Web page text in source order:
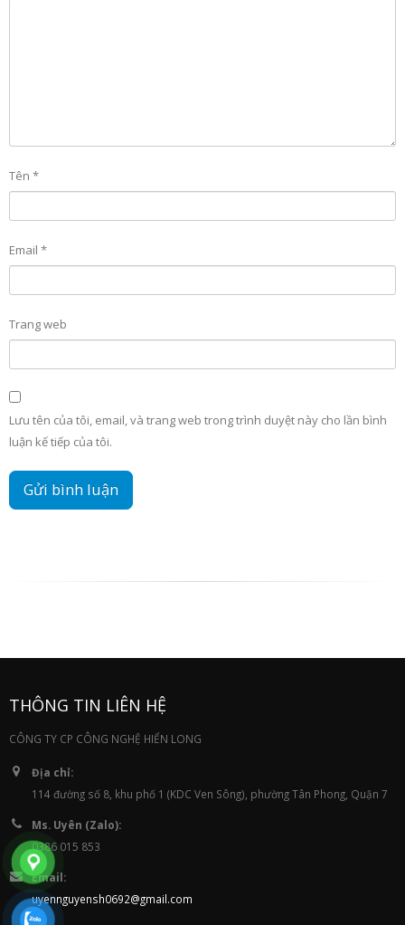
Tên *
Email *
Trang web
Lưu tên của tôi, email, và trang web trong trình duyệt này cho lần bình
luận kế tiếp của tôi.
THÔNG TIN LIÊN HỆ
CÔNG TY CP CÔNG NGHỆ HIỂN LONG
Địa chỉ:
114 đường số 8, khu phố 1 (KDC Ven Sông), phường Tân Phong, Quận 7
Ms. Uyên (Zalo):
0386 015 853
Email:
uyennguyensh0692@gmail.com